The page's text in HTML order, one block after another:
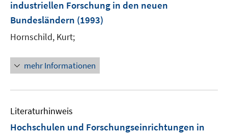
industriellen Forschung in den neuen
Bundesländern (1993)
Hornschild, Kurt;
mehr Informationen
Literaturhinweis
Hochschulen und Forschungseinrichtungen in